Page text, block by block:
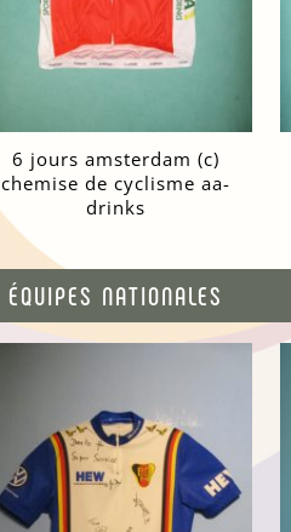
6 jours amsterdam (c)
chemise de cyclisme aa-
drinks
ÉQUIPES NATIONALES